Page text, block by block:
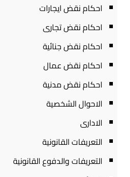
احكام نقض ايجارات
احكام نقض تجارى
احكام نقض جنائية
احكام نقض عمال
احكام نقض مدنية
الاحوال الشخصية
الادارى
التعريفات القانونية
التعريفات والدفوع القانونية